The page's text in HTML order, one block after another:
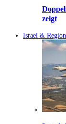
zeigt
Israel & Region